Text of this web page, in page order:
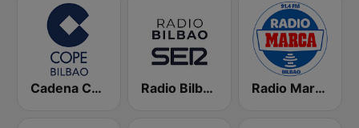
Cadena COPE Bilbao Radio Bilbao SER Radio Marca Bilbao